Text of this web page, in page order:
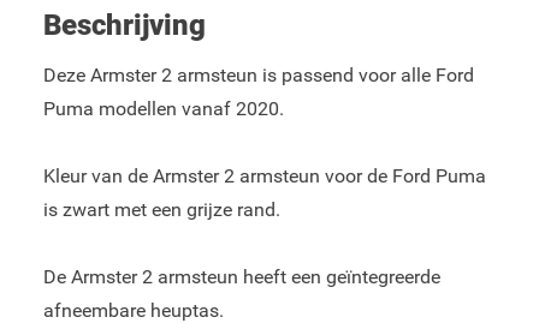
Beschrijving
Deze Armster 2 armsteun is passend voor alle Ford
Puma modellen vanaf 2020.
Kleur van de Armster 2 armsteun voor de Ford Puma
is zwart met een grijze rand.
De Armster 2 armsteun heeft een geïntegreerde
afneembare heuptas.